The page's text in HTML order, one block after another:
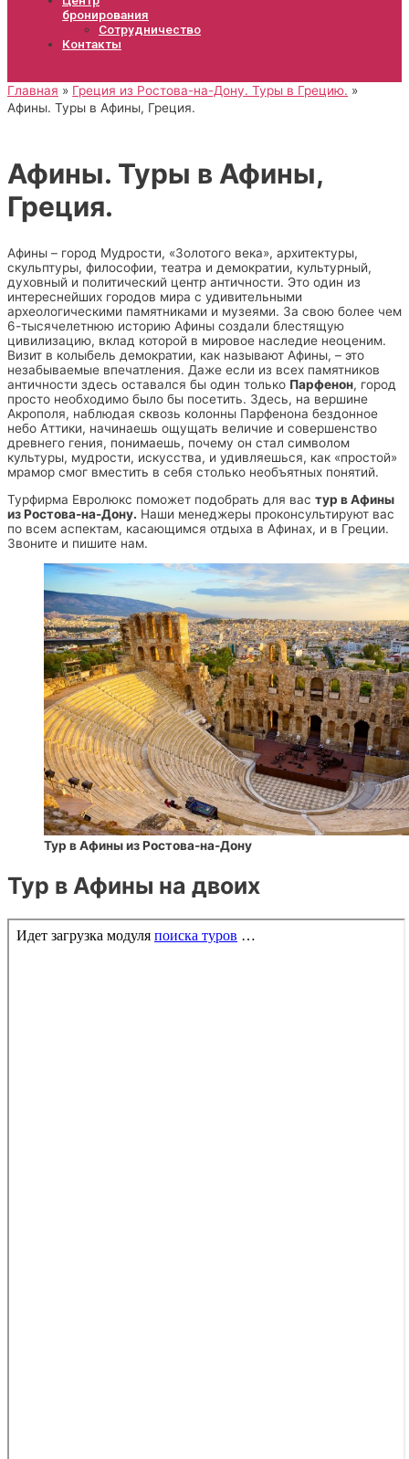
бронирования
Сотрудничество
Контакты
Главная
Греция из Ростова-на-Дону. Туры в Грецию.
Афины. Туры в Афины, Греция.
Афины. Туры в Афины,
Греция.
Афины – город Мудрости, «Золотого века», архитектуры,
скульптуры, философии, театра и демократии, культурный,
духовный и политический центр античности. Это один из
интереснейших городов мира с удивительными
археологическими памятниками и музеями. За свою более чем
6-тысячелетнюю историю Афины создали блестящую
цивилизацию, вклад которой в мировое наследие неоценим.
Визит в колыбель демократии, как называют Афины, – это
незабываемые впечатления. Даже если из всех памятников
античности здесь оставался бы один только Парфенон, город
просто необходимо было бы посетить. Здесь, на вершине
Акрополя, наблюдая сквозь колонны Парфенона бездонное
небо Аттики, начинаешь ощущать величие и совершенство
древнего гения, понимаешь, почему он стал символом
культуры, мудрости, искусства, и удивляешься, как «простой»
мрамор смог вместить в себя столько необъятных понятий.
Турфирма Евролюкс поможет подобрать для вас тур в Афины
из Ростова-на-Дону. Наши менеджеры проконсультируют вас
по всем аспектам, касающимся отдыха в Афинах, и в Греции.
Звоните и пишите нам.
Тур в Афины из Ростова-на-Дону
Тур в Афины на двоих